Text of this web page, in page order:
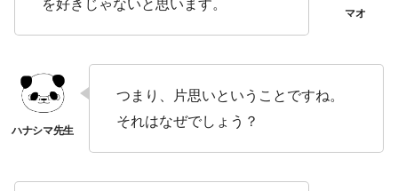
を好きじゃないと思います。
つまり、片思いということですね。
それはなぜでしょう？